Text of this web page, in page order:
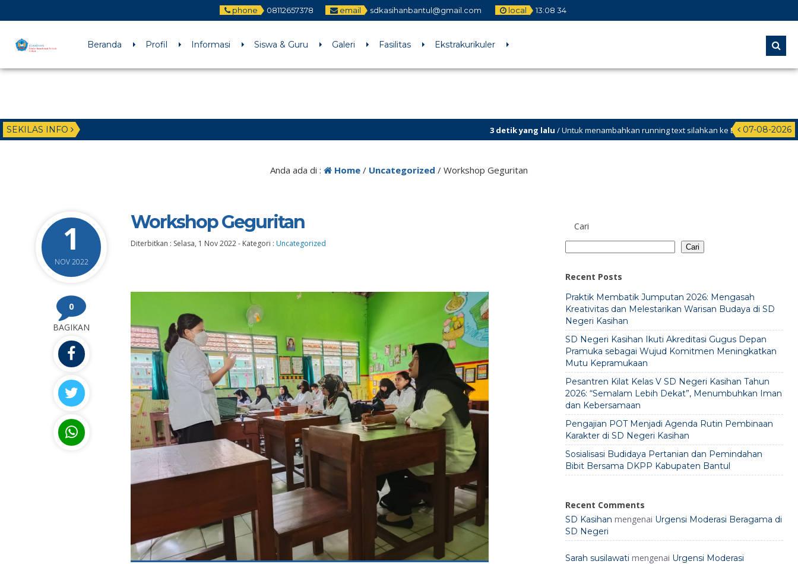
phone 08112657378 email sdkasihanbantul@gmail.com local 13:08 34
Beranda Profil Informasi Siswa & Guru Galeri Fasilitas Ekstrakurikuler
SEKILAS INFO 07-08-2026
3 detik yang lalu/ Untuk menambahkan running text silahkan ke Dashboard >
Sekilas Info
Anda ada di : Home / Uncategorized / Workshop Geguritan
1
NOV 2022
Workshop Geguritan
Diterbitkan : Selasa, 1 Nov 2022- Kategori : Uncategorized
0
BAGIKAN
Cari
Cari
Recent Posts
Praktik Membatik Jumputan 2026: Mengasah
Kreativitas dan Melestarikan Warisan Budaya di SD
Negeri Kasihan
SD Negeri Kasihan Ikuti Akreditasi Gugus Depan
Pramuka sebagai Wujud Komitmen Meningkatkan
Mutu Kepramukaan
Pesantren Kilat Kelas V SD Negeri Kasihan Tahun
2026: “Semalam Lebih Dekat”, Menumbuhkan Iman
dan Kebersamaan
Pengajian POT Menjadi Agenda Rutin Pembinaan
Karakter di SD Negeri Kasihan
Sosialisasi Budidaya Pertanian dan Pemindahan
Bibit Bersama DKPP Kabupaten Bantul
Recent Comments
SD Kasihan mengenai Urgensi Moderasi Beragama di
SD Negeri
Sarah susilawati mengenai Urgensi Moderasi